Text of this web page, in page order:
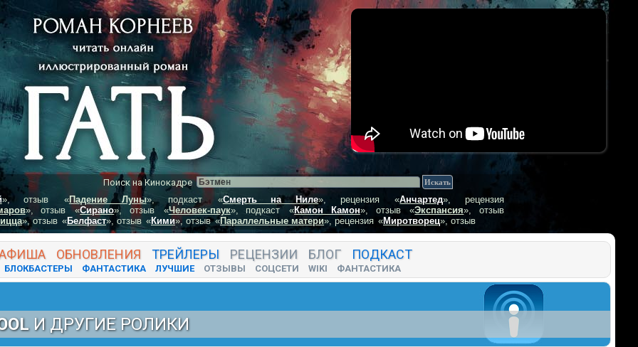
Поиск на Кинокадре
», отзыв «Падение Луны», подкаст «Смерть на Ниле», рецензия «Анчартед», рецензия
», отзыв «Сирано», отзыв «Человек-паук», подкаст «Камон Камон», отзыв «Экспансия», отзыв
», отзыв «Белфаст», отзыв «Кими», отзыв «Параллельные матери», рецензия «Миротворец», отзыв
ОБНОВЛЕНИЯ ТРЕЙЛЕРЫ РЕЦЕНЗИИ БЛОГ ПОДКАСТ
БЛОКБАСТЕРЫ ФАНТАСТИКА ЛУЧШИЕ ОТЗЫВЫ СОЦСЕТИ WIKI ФАНТАСТИКА
И ДРУГИЕ РОЛИКИ